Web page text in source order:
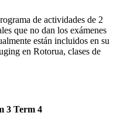
de actividades de 2
que no dan los exámenes
están incluidos en su
en Rotorua, clases de
3 Term 4